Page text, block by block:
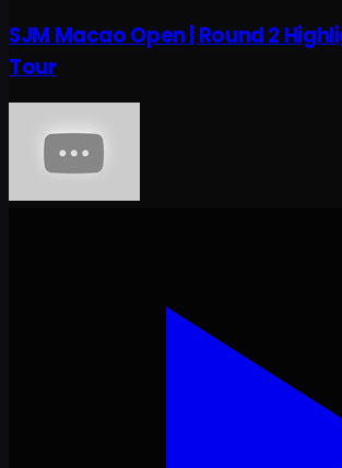
SJM Macao Open | Round 2
Tour